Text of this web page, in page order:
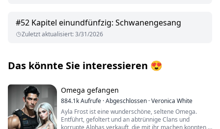
#52 Kapitel einundfünfzig: Schwanengesang
Zuletzt aktualisiert:3/31/2026
Das könnte Sie interessieren 😍
Omega gefangen
884.1kAufrufe ·Abgeschlossen ·Veronica White
Ayla Frost ist eine wunderschöne, seltene Omega.
Entführt, gefoltert und an abtrünnige Clans und